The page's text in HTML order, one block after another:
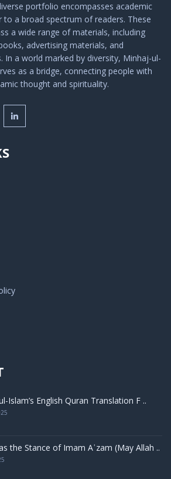
portfolio encompasses academic
a broad spectrum of readers. These
a wide range of materials, including
advertising materials, and
In a world marked by diversity, Minhaj-ul-
as a bridge, connecting people with
thought and spirituality.
Islam’s English Quran Translation F ..
the Stance of Imam Aʿzam (May Allah ..